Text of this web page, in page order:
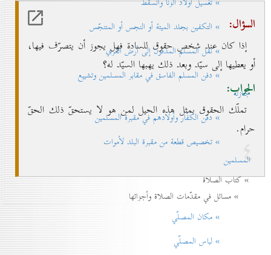
السؤال:
إذا كان عند شخص حقوق للسادة فهل يجوز أن يتصرّف فيها،
أو يعطيها إلى سيّد وبعد ذلك يهبها السيّد له؟
الجواب:
تملّك الحقوق بمثل هذه الحيل لمن هو لا يستحقّ ذلك الحقّ
حرام.
٤
» التكفين بجلد الميتة أو النجس أو المتنجّس
» نقل المسلم المدفون إلی أرض الغري
» دفن المسلم الفاسق في مقابر المسلمين وتشييع
جنازته
» دفن الكفّار وأولادهم في مقبرة المسلمين
» تخصيص قطعة من مقبرة البلد لأموات
المسلمين
» كتاب الصلاة
» مسائل في مقدّمات الصلاة وأجزائها
» مكان المصلّي
» لباس المصلّي